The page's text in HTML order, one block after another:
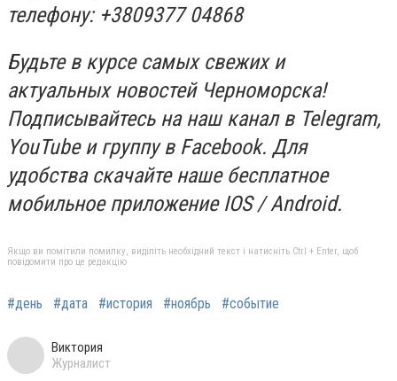
телефону: +3809377 04868
Будьте в курсе самых свежих и
актуальных новостей Черноморска!
Подписывайтесь на наш канал в Telegram,
YouTubeи группу в Facebook. Для
удобства скачайте наше бесплатное
мобильное приложение IOS / Android.
Якщо ви помітили помилку, виділіть необхідний текст і натисніть Ctrl + Enter, щоб
повідомити про це редакцію
#день #дата #история #ноябрь #событие
Виктория
Журналист